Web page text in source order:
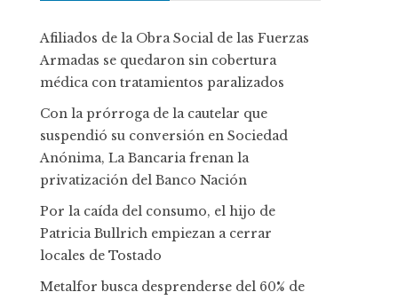
Afiliados de la Obra Social de las Fuerzas
Armadas se quedaron sin cobertura
médica con tratamientos paralizados
Con la prórroga de la cautelar que
suspendió su conversión en Sociedad
Anónima, La Bancaria frenan la
privatización del Banco Nación
Por la caída del consumo, el hijo de
Patricia Bullrich empiezan a cerrar
locales de Tostado
Metalfor busca desprenderse del 60% de